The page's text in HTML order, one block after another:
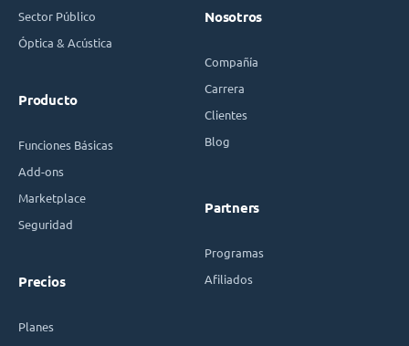
Sector Público
Óptica & Acústica
Producto
Funciones Básicas
Add-ons
Marketplace
Seguridad
Precios
Planes
Nosotros
Compañía
Carrera
Clientes
Blog
Partners
Programas
Afiliados